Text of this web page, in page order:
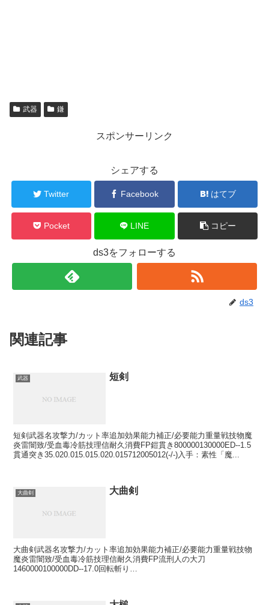
武器 鎌
スポンサーリンク
シェアする
Twitter Facebook はてブ
Pocket LINE コピー
ds3をフォローする
ds3
関連記事
武器 短剣
短剣武器名攻撃力/カット率追加効果能力補正/必要能力重量戦技物魔
炎雷闇致/受血毒冷筋技理信耐久消費FP鎧貫き800000130000ED--1.5
貫通突き35.020.015.015.020.015712005012(-/-)入手：素性「魔...
大曲剣 大曲剣
大曲剣武器名攻撃力/カット率追加効果能力補正/必要能力重量戦技物
魔炎雷闇致/受血毒冷筋技理信耐久消費FP流刑人の大刀
1460000100000DD--17.0回転斬り